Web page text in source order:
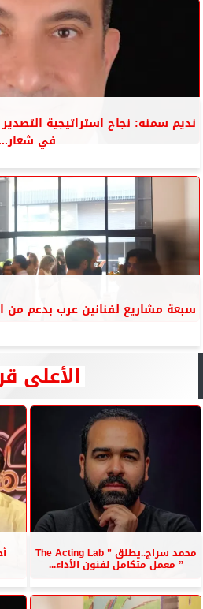
نديم سمنه: نجاح استراتيجية
في
سبعة مشاريع لفنانين عرب بدعم من
الأعلى
محمد سراج..يطلق ” The Acting Lab
” معمل متكامل لفنون الأداء...